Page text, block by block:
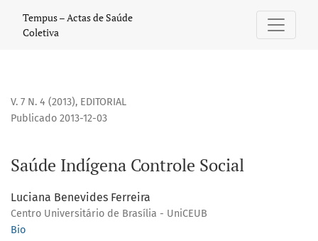
Tempus – Actas de Saúde
Coletiva
V. 7 N. 4 (2013), EDITORIAL
Saúde Indígena Controle Social
Publicado 2013-12-03
Luciana Benevides Ferreira
Centro Universitário de Brasília - UniCEUB
Bio